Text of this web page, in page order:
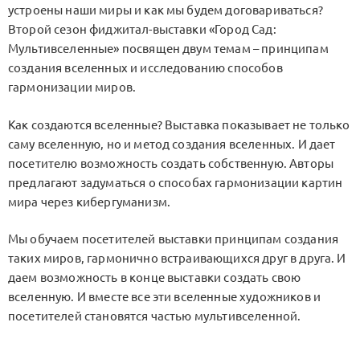
устроены наши миры и как мы будем договариваться?
Второй сезон фиджитал-выставки «Город Сад:
Мультивселенные» посвящен двум темам – принципам
создания вселенных и исследованию способов
гармонизации миров.
Как создаются вселенные? Выставка показывает не только
саму вселенную, но и метод создания вселенных. И дает
посетителю возможность создать собственную. Авторы
предлагают задуматься о способах гармонизации картин
мира через кибергуманизм.
Мы обучаем посетителей выставки принципам создания
таких миров, гармонично встраивающихся друг в друга. И
даем возможность в конце выставки создать свою
вселенную. И вместе все эти вселенные художников и
посетителей становятся частью мультивселенной.